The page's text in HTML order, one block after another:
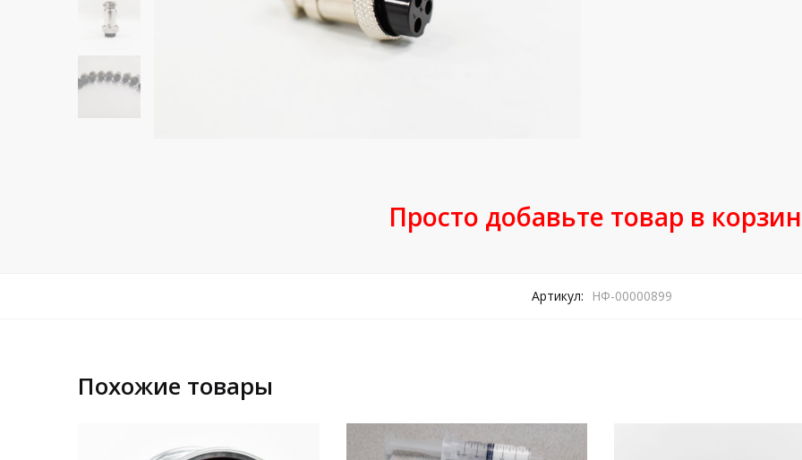
Просто добавьте товар в
Артикул: НФ-00000899
Похожие товары